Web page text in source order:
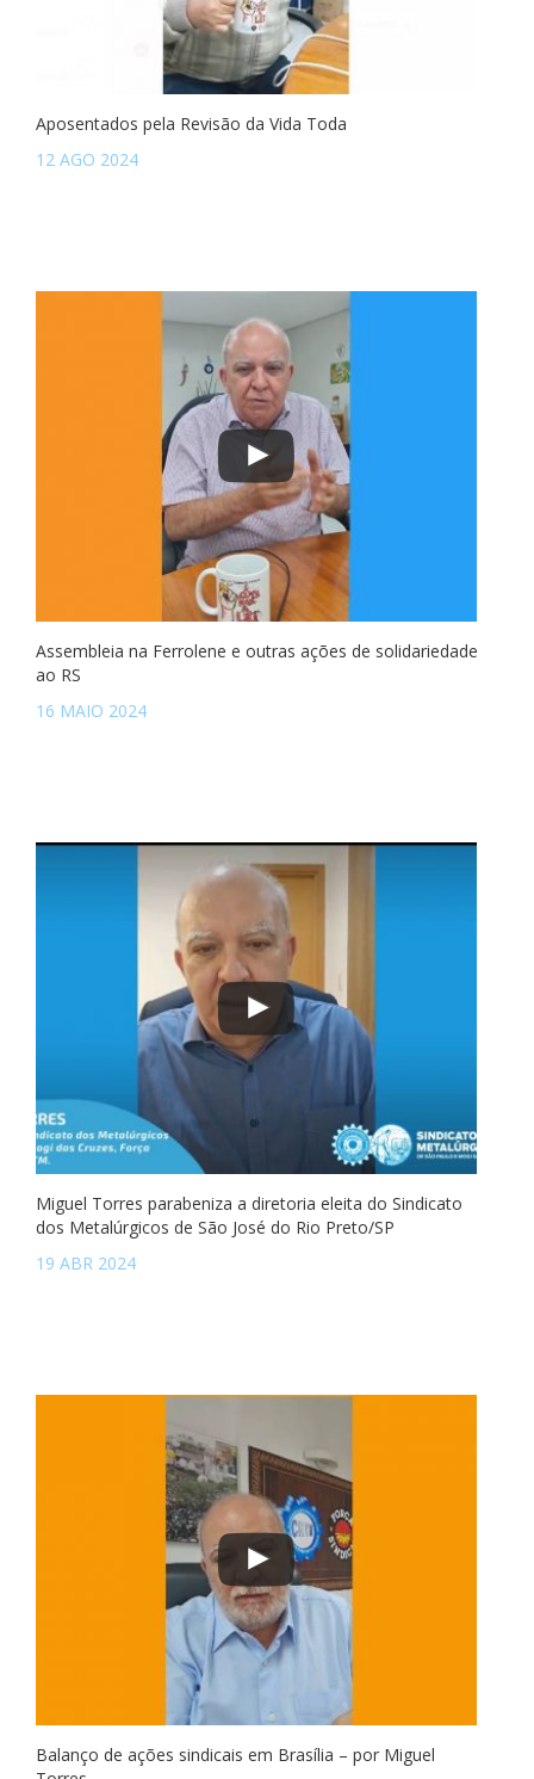
Aposentados pela Revisão da Vida Toda
12 AGO 2024
Assembleia na Ferrolene e outras ações de solidariedade
ao RS
16 MAIO 2024
Miguel Torres parabeniza a diretoria eleita do Sindicato
dos Metalúrgicos de São José do Rio Preto/SP
19 ABR 2024
Balanço de ações sindicais em Brasília – por Miguel